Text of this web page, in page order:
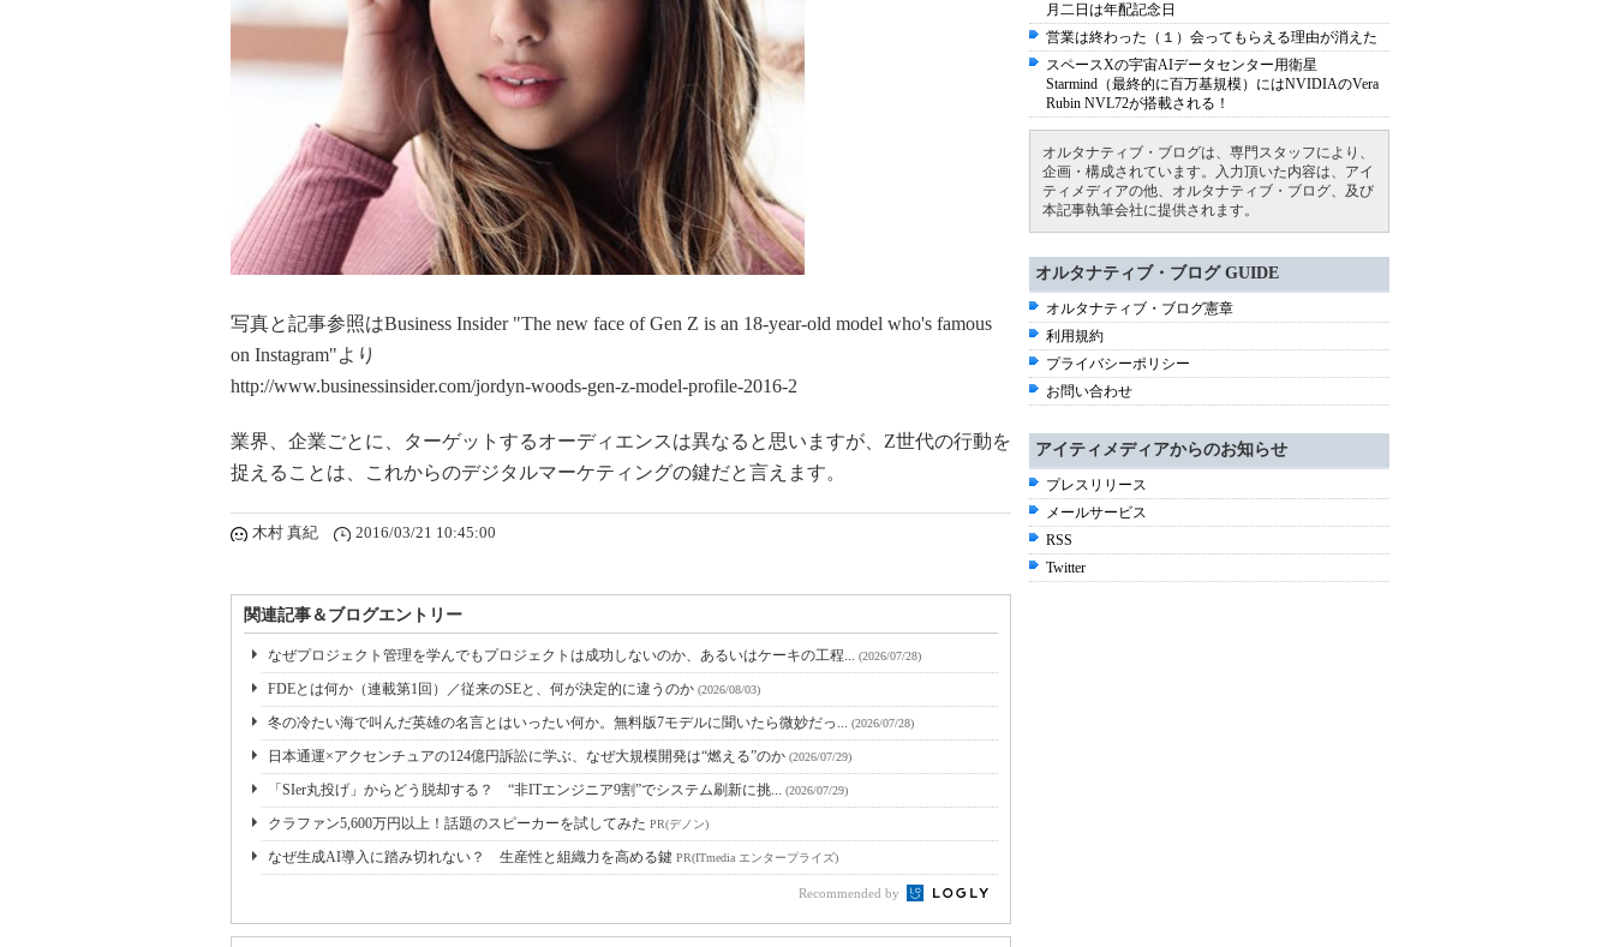
写真と記事参照はBusiness Insider "The new face of Gen Z is an 18-year-old model who's famous
on Instagram"より
http://www.businessinsider.com/jordyn-woods-gen-z-model-profile-2016-2
業界、企業ごとに、ターゲットするオーディエンスは異なると思いますが、Z世代の行動を
捉えることは、これからのデジタルマーケティングの鍵だと言えます。
木村 真紀 2016/03/21 10:45:00
関連記事＆ブログエントリー
なぜプロジェクト管理を学んでもプロジェクトは成功しないのか、あるいはケーキの工程... (2026/07/28)
FDEとは何か（連載第1回）／従来のSEと、何が決定的に違うのか (2026/08/03)
冬の冷たい海で叫んだ英雄の名言とはいったい何か。無料版7モデルに聞いたら微妙だっ... (2026/07/28)
日本通運×アクセンチュアの124億円訴訟に学ぶ、なぜ大規模開発は“燃える”のか (2026/07/29)
「SIer丸投げ」からどう脱却する？ “非ITエンジニア9割”でシステム刷新に挑... (2026/07/29)
クラファン5,600万円以上！話題のスピーカーを試してみた PR(デノン)
なぜ生成AI導入に踏み切れない？ 生産性と組織力を高める鍵 PR(ITmedia エンタープライズ)
Recommended by
月二日は年配記念日
営業は終わった（１）会ってもらえる理由が消えた
スペースXの宇宙AIデータセンター用衛星
Starmind（最終的に百万基規模）にはNVIDIAのVera
Rubin NVL72が搭載される！
オルタナティブ・ブログは、専門スタッフにより、
企画・構成されています。入力頂いた内容は、アイ
ティメディアの他、オルタナティブ・ブログ、及び
本記事執筆会社に提供されます。
オルタナティブ・ブログ GUIDE
オルタナティブ・ブログ憲章
利用規約
プライバシーポリシー
お問い合わせ
アイティメディアからのお知らせ
プレスリリース
メールサービス
RSS
Twitter